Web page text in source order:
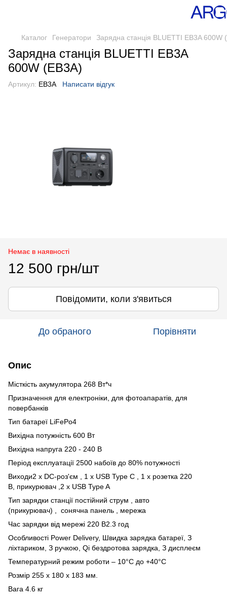
Каталог Генератори Зарядна станція BLUETTI EB3A 600W
Зарядна станція BLUETTI EB3A
600W (EB3A)
Артикул: EB3A Написати відгук
Немає в наявності
12 500 грн/шт
Повідомити, коли з'явиться
До обраного Порівняти
Опис
Місткість акумулятора 268 Вт*ч
Призначення для електроніки, для фотоапаратів, для
повербанків
Тип батареї LiFePo4
Вихідна потужність 600 Вт
Вихідна напруга 220 - 240 В
Період експлуатації 2500 набоїв до 80% потужності
Виходи2 x DC-роз'єм , 1 x USB Type C , 1 х розетка 220
В, прикурювач ,2 x USB Type A
Тип зарядки станції постійний струм , авто
(прикурювач) , сонячна панель , мережа
Час зарядки від мережі 220 В2.3 год
Особливості Power Delivery, Швидка зарядка батареї, З
ліхтариком, З ручкою, Qi бездротова зарядка, З дисплеєм
Температурний режим роботи – 10°С до +40°С
Розмір 255 х 180 х 183 мм.
Вага 4.6 кг